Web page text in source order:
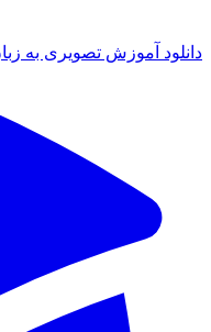
دانلود آموزش تصویری به